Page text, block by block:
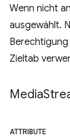
Wenn nicht
ausgewählt.
Berechtigung
Zieltab
Media
ATTRIBUTE